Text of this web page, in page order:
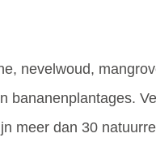
nevelwoud,
bananenplantages.
meer dan 30